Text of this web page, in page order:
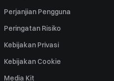
Perjanjian Pengguna
Peringatan Risiko
Kebijakan Privasi
Kebijakan Cookie
Media Kit